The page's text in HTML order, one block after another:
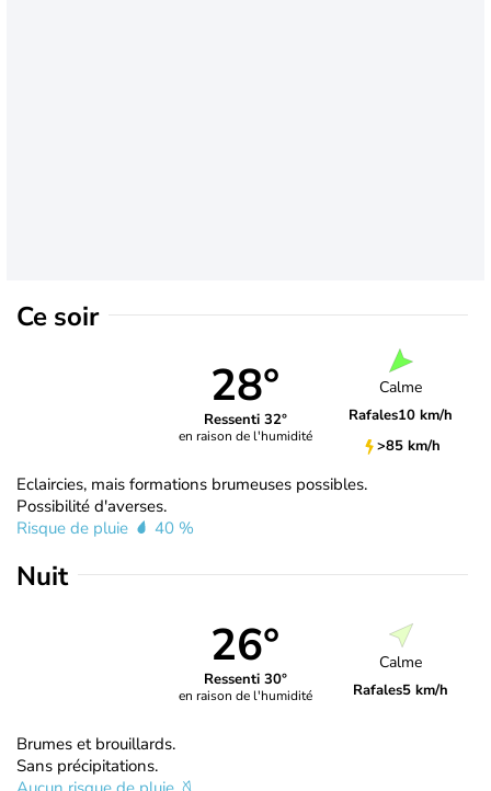
Ce soir
28°
Ressenti 32°
en raison de l'humidité
Calme
Rafales10 km/h
>85 km/h
Eclaircies, mais formations brumeuses possibles.
Possibilité d'averses.
Risque de pluie
40 %
Nuit
26°
Ressenti 30°
en raison de l'humidité
Calme
Rafales5 km/h
Brumes et brouillards.
Sans précipitations.